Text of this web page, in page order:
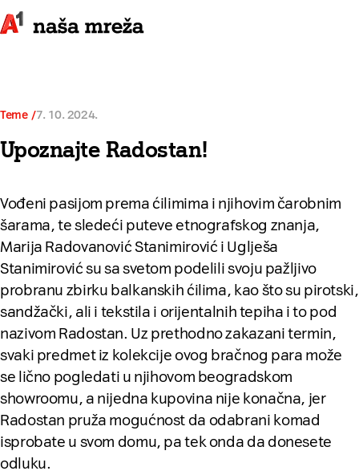
Teme 7. 10. 2024.
Upoznajte Radostan!
Vođeni pasijom prema ćilimima i njihovim čarobnim
šarama, te sledeći puteve etnografskog znanja,
Marija Radovanović Stanimirović i Uglješa
Stanimirović su sa svetom podelili svoju pažljivo
probranu zbirku balkanskih ćilima, kao što su pirotski,
sandžački, ali i tekstila i orijentalnih tepiha i to pod
nazivom Radostan. Uz prethodno zakazani termin,
svaki predmet iz kolekcije ovog bračnog para može
se lično pogledati u njihovom beogradskom
showroomu, a nijedna kupovina nije konačna, jer
Radostan pruža mogućnost da odabrani komad
isprobate u svom domu, pa tek onda da donesete
odluku.